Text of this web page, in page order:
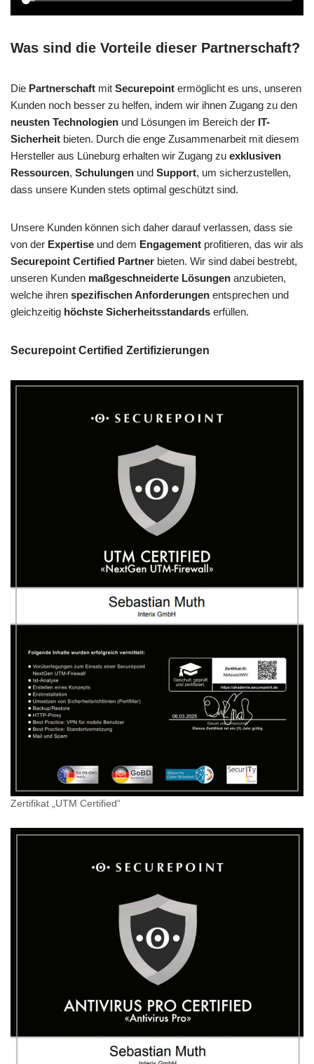
Was sind die Vorteile dieser Partnerschaft?
Die Partnerschaft mit Securepoint ermöglicht es uns, unseren
Kunden noch besser zu helfen, indem wir ihnen Zugang zu den
neusten Technologien und Lösungen im Bereich der IT-
Sicherheit bieten. Durch die enge Zusammenarbeit mit diesem
Hersteller aus Lüneburg erhalten wir Zugang zu exklusiven
Ressourcen, Schulungen und Support, um sicherzustellen,
dass unsere Kunden stets optimal geschützt sind.
Unsere Kunden können sich daher darauf verlassen, dass sie
von der Expertise und dem Engagement profitieren, das wir als
Securepoint Certified Partner bieten. Wir sind dabei bestrebt,
unseren Kunden maßgeschneiderte Lösungen anzubieten,
welche ihren spezifischen Anforderungen entsprechen und
gleichzeitig höchste Sicherheitsstandards erfüllen.
Securepoint Certified Zertifizierungen
Zertifikat „UTM Certified“